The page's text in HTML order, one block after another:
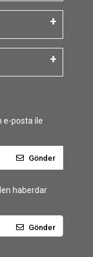
e-posta ile
Gönder
haberdar
Gönder